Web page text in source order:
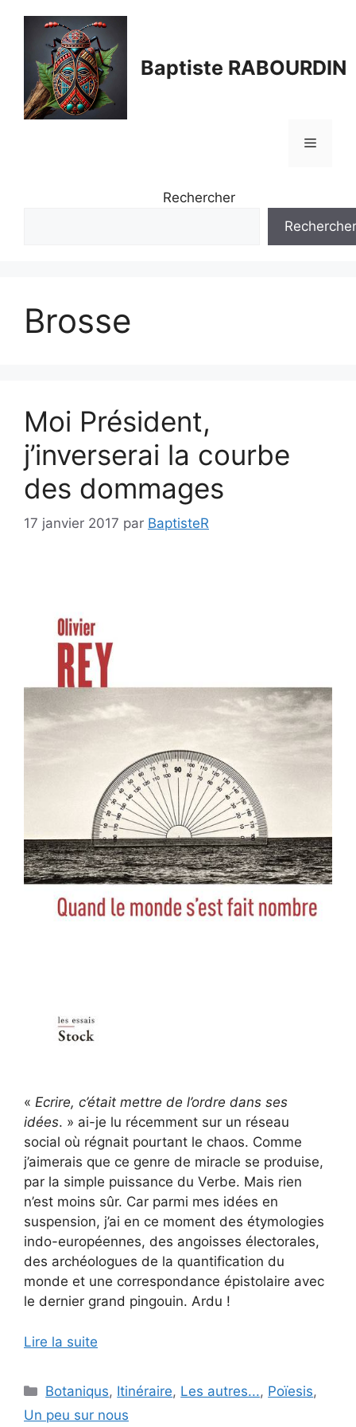
contenu
Baptiste RABOURDIN
Menu
Rechercher
Rechercher
Brosse
Moi Président,
j’inverserai la courbe
des dommages
17 janvier 2017 par BaptisteR
« Ecrire, c’était mettre de l’ordre dans ses
idées. » ai-je lu récemment sur un réseau
social où régnait pourtant le chaos. Comme
j’aimerais que ce genre de miracle se produise,
par la simple puissance du Verbe. Mais rien
n’est moins sûr. Car parmi mes idées en
suspension, j’ai en ce moment des étymologies
indo-européennes, des angoisses électorales,
des archéologues de la quantification du
monde et une correspondance épistolaire avec
le dernier grand pingouin. Ardu !
Lire la suite
Catégories
Botaniqus, Itinéraire, Les autres..., Poïesis,
Un peu sur nous